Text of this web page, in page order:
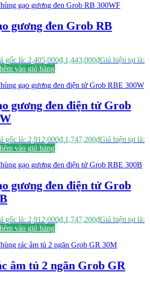
gương đen Grob RB
gốc là: 2,405,000₫.1,443,000₫Giá hiện tại là:
vào giỏ hàng
gương đen điện tử Grob
gốc là: 2,912,000₫.1,747,200₫Giá hiện tại là:
vào giỏ hàng
gương đen điện tử Grob
gốc là: 2,912,000₫.1,747,200₫Giá hiện tại là:
vào giỏ hàng
âm tủ 2 ngăn Grob GR